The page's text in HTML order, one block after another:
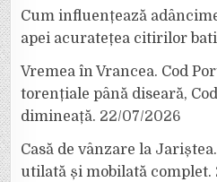
Cum influențează
apei acuratețea citirilor
Vremea în Vrancea. Cod
torențiale până diseară,
dimineață. 22/07/2026
Casă de vânzare la
utilată și mobilată complet.